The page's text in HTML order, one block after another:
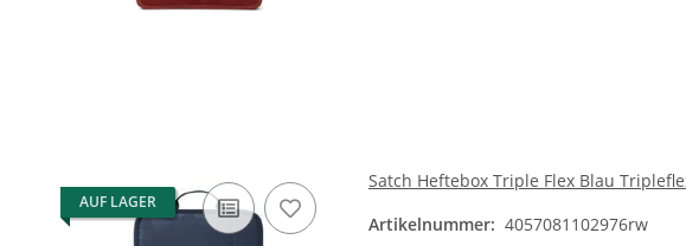
AUF LAGER
Satch Heftebox Triple Flex Blau
Artikelnummer: 4057081102976rw